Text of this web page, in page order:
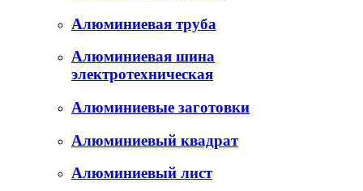
Алюминиевая труба
Алюминиевая шина
электротехническая
Алюминиевые заготовки
Алюминиевый квадрат
Алюминиевый лист